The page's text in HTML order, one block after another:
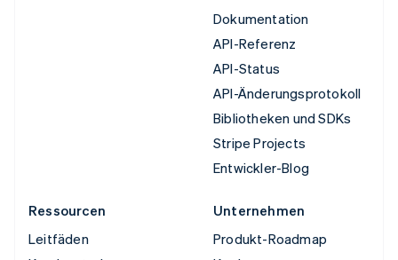
Dokumentation
API-Referenz
API-Status
API-Änderungsprotokoll
Bibliotheken und SDKs
Stripe Projects
Entwickler-Blog
Ressourcen
Leitfäden
Unternehmen
Produkt-Roadmap